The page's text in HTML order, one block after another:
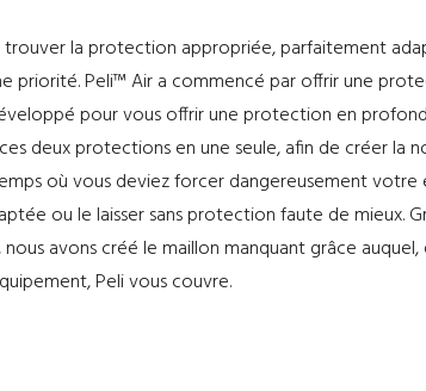
la protection appropriée, parfaitement
priorité. Peli™ Air a commencé par offrir une
pour vous offrir une protection en
deux protections en une seule, afin de créer la
où vous deviez forcer dangereusement votre
ou le laisser sans protection faute de mieux.
avons créé le maillon manquant grâce
Peli vous couvre.